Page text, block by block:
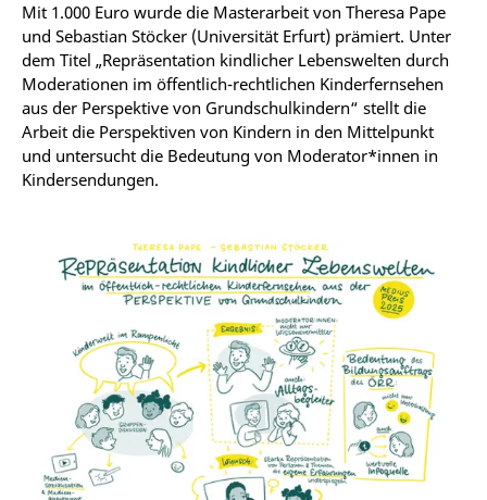
Mit 1.000 Euro wurde die Masterarbeit von Theresa Pape
und Sebastian Stöcker (Universität Erfurt) prämiert. Unter
dem Titel „Repräsentation kindlicher Lebenswelten durch
Moderationen im öffentlich-rechtlichen Kinderfernsehen
aus der Perspektive von Grundschulkindern“ stellt die
Arbeit die Perspektiven von Kindern in den Mittelpunkt
und untersucht die Bedeutung von Moderator*innen in
Kindersendungen.